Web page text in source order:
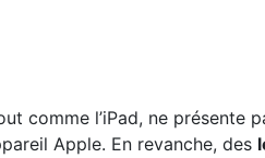
comme l’iPad, ne présente
Apple. En revanche, des